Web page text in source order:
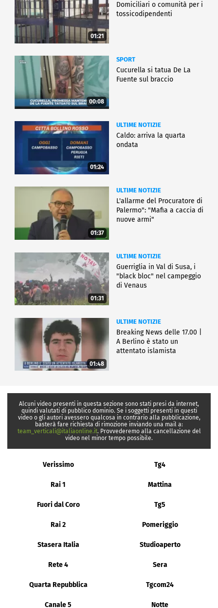
01:21
Domiciliari o comunità per i
tossicodipendenti
00:08
SPORT
Cucurella si tatua De La
Fuente sul braccio
01:24
ULTIME NOTIZIE
Caldo: arriva la quarta
ondata
01:37
ULTIME NOTIZIE
L'allarme del Procuratore di
Palermo": "Mafia a caccia di
nuove armi"
01:31
ULTIME NOTIZIE
Guerriglia in Val di Susa, i
"black bloc" nel campeggio
di Venaus
01:48
ULTIME NOTIZIE
Breaking News delle 17.00 |
A Berlino è stato un
attentato islamista
Alcuni video presenti in questa sezione sono stati presi da internet,
quindi valutati di pubblico dominio. Se i soggetti presenti in questi
video o gli autori avessero qualcosa in contrario alla pubblicazione,
basterà fare richiesta di rimozione inviando una mail a:
team_verticali@italiaonline.it. Provvederemo alla cancellazione del
video nel minor tempo possibile.
Verissimo Tg4
Rai 1 Mattina
Fuori dal Coro Tg5
Rai 2 Pomeriggio
Stasera Italia Studioaperto
Rete 4 Sera
Quarta Repubblica Tgcom24
Canale 5 Notte